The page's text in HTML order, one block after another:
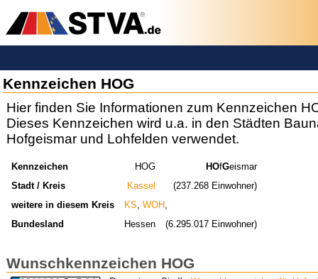
Kennzeichen HOG
Hier finden Sie Informationen zum Kennzeichen
Dieses Kennzeichen wird u.a. in den Städten
Hofgeismar und Lohfelden verwendet.
Kennzeichen HOG HOfGeismar
Stadt / Kreis
Kassel
(237.268 Einwohner)
weitere in diesem Kreis
KS WOH,
Bundesland
Hessen (6.295.017 Einwohner)
Wunschkennzeichen HOG